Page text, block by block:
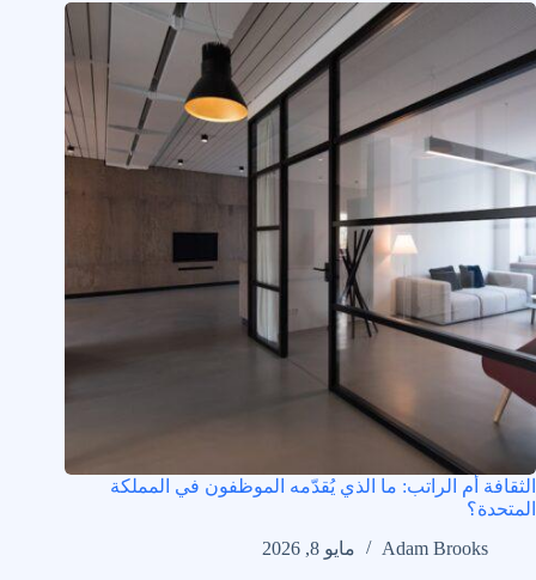
الثقافة أم الراتب: ما الذي يُقدّمه الموظفون في المملكة
المتحدة؟
Adam Brooks
مايو 8, 2026